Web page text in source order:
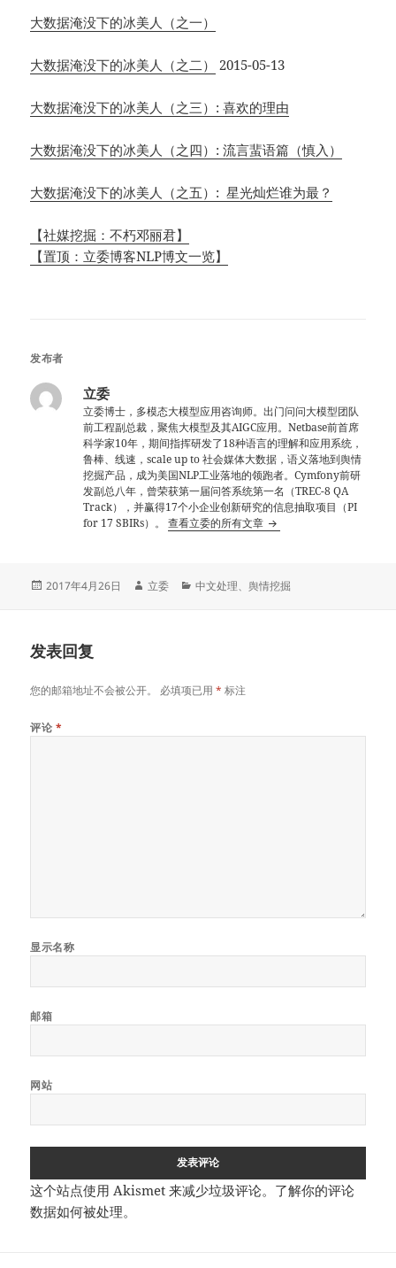
大数据淹没下的冰美人（之一）
大数据淹没下的冰美人（之二） 2015-05-13
大数据淹没下的冰美人（之三）: 喜欢的理由
大数据淹没下的冰美人（之四）: 流言蜚语篇（慎入）
大数据淹没下的冰美人（之五）: 星光灿烂谁为最？
【社媒挖掘：不朽邓丽君】
【置顶：立委博客NLP博文一览】
发布者
立委
立委博士，多模态大模型应用咨询师。出门问问大模型团队
前工程副总裁，聚焦大模型及其AIGC应用。Netbase前首席
科学家10年，期间指挥研发了18种语言的理解和应用系统，
鲁棒、线速，scale up to 社会媒体大数据，语义落地到舆情
挖掘产品，成为美国NLP工业落地的领跑者。Cymfony前研
发副总八年，曾荣获第一届问答系统第一名（TREC-8 QA
Track），并赢得17个小企业创新研究的信息抽取项目（PI
for 17 SBIRs）。查看立委的所有文章
发
2017年4月26日
作
立委
分
中文处理、 舆情挖掘
发表回复
您的邮箱地址不会被公开。 必填项已用* 标注
评论 *
显示名称
邮箱
网站
这个站点使用 Akismet 来减少垃圾评论。 了解你的评论
数据如何被处理。